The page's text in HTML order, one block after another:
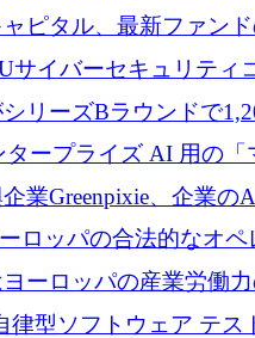
パ大陸法用の法律 AI を
ピタル、最新ファン
ドルを確保
サイバーセキュリティ
トフォームのために
リーズBラウンドで
タープライズ AI 用の「
ペレーティング システ
B で 4,000 万ドルを
業Greenpixie、企業の
ー無駄を削減するため
ロッパの合法的なオペ
ムを構築するために 750
ーロッパの産業労働
に 140 万ユーロを獲得
律型ソフトウェア テス